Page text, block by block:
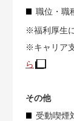
職位・職
※福利厚生
※キャリア
ら
その他
受動喫煙